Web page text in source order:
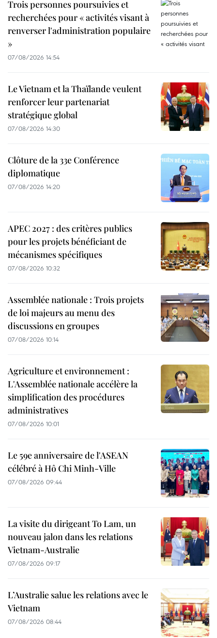
Trois personnes poursuivies et
recherchées pour « activités visant à
renverser l'administration populaire
»
07/08/2026 14:54
Le Vietnam et la Thaïlande veulent
renforcer leur partenariat
stratégique global
07/08/2026 14:30
Clôture de la 33e Conférence
diplomatique
07/08/2026 14:20
APEC 2027 : des critères publics
pour les projets bénéficiant de
mécanismes spécifiques
07/08/2026 10:32
Assemblée nationale : Trois projets
de loi majeurs au menu des
discussions en groupes
07/08/2026 10:14
Agriculture et environnement :
L'Assemblée nationale accélère la
simplification des procédures
administratives
07/08/2026 10:01
Le 59e anniversaire de l'ASEAN
célébré à Hô Chi Minh-Ville
07/08/2026 09:44
La visite du dirigeant To Lam, un
nouveau jalon dans les relations
Vietnam-Australie
07/08/2026 09:17
L’Australie salue les relations avec le
Vietnam
07/08/2026 08:44